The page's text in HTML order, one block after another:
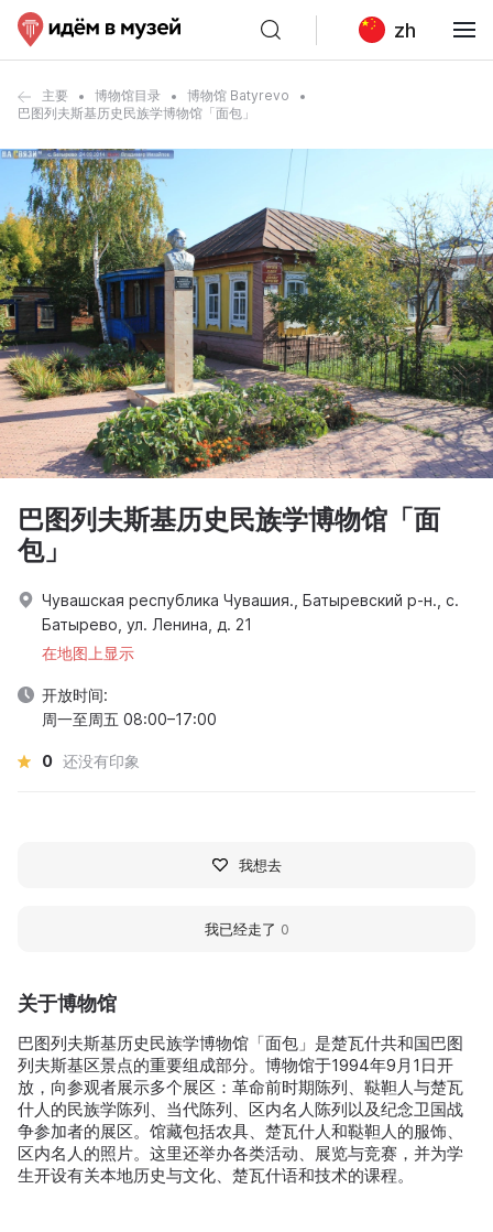
zh
主要 博物馆目录
博物馆 Batyrevo
巴图列夫斯基历史民族学博物馆「面包」
关于博物馆
巴图列夫斯基历史民族学博物馆「面包」是楚瓦什共和国巴图
列夫斯基区景点的重要组成部分。博物馆于1994年9月1日开
放，向参观者展示多个展区：革命前时期陈列、鞑靼人与楚瓦
什人的民族学陈列、当代陈列、区内名人陈列以及纪念卫国战
争参加者的展区。馆藏包括农具、楚瓦什人和鞑靼人的服饰、
区内名人的照片。这里还举办各类活动、展览与竞赛，并为学
生开设有关本地历史与文化、楚瓦什语和技术的课程。
巴图列夫斯基历史民族学博物馆「面
包」
Чувашская республика Чувашия., Батыревский р-н., с.
Батырево, ул. Ленина, д. 21
在地图上显示
开放时间:
周一至周五 08:00–17:00
0 还没有印象
我想去
我已经走了 0